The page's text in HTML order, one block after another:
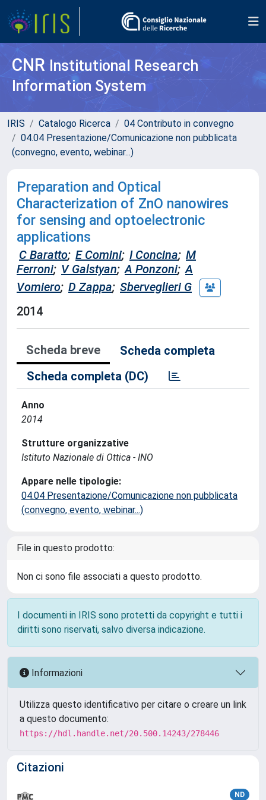
CNR Institutional Research
Information System
IRIS Catalogo Ricerca
04 Contributo in convegno
04.04 Presentazione/Comunicazione non pubblicata
(convegno, evento, webinar...)
Preparation and Optical
Characterization of ZnO nanowires
for sensing and optoelectronic
applications
C Baratto; E Comini; I Concina; M
Ferroni; V Galstyan; A Ponzoni; A
Vomiero; D Zappa; Sberveglieri G
2014
Scheda breve
Scheda completa
Scheda completa (DC)
Anno
2014
Strutture organizzative
Istituto Nazionale di Ottica - INO
Appare nelle tipologie:
04.04 Presentazione/Comunicazione non pubblicata
(convegno, evento, webinar...)
File in questo prodotto:
Non ci sono file associati a questo prodotto.
I documenti in IRIS sono protetti da copyright e tutti i
diritti sono riservati, salvo diversa indicazione.
Informazioni
Utilizza questo identificativo per citare o creare un link
a questo documento:
https://hdl.handle.net/20.500.14243/278446
Citazioni
ND